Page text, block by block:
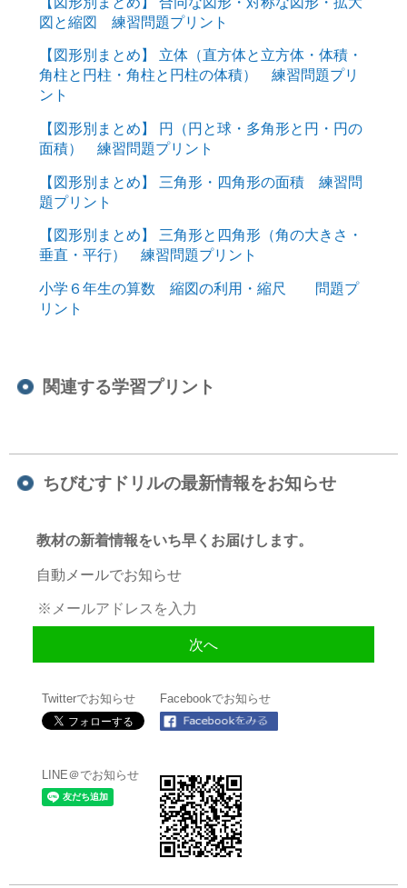
図と縮図 練習問題プリント
【図形別まとめ】 立体（直方体と立方体・体積・
角柱と円柱・角柱と円柱の体積） 練習問題プリ
ント
【図形別まとめ】 円（円と球・多角形と円・円の
面積） 練習問題プリント
【図形別まとめ】 三角形・四角形の面積 練習問
題プリント
【図形別まとめ】 三角形と四角形（角の大きさ・
垂直・平行） 練習問題プリント
小学６年生の算数 縮図の利用・縮尺 問題プ
リント
関連する学習プリント
ちびむすドリルの最新情報をお知らせ
教材の新着情報をいち早くお届けします。
自動メールでお知らせ
Twitterでお知らせ Facebookでお知らせ
LINE＠でお知らせ